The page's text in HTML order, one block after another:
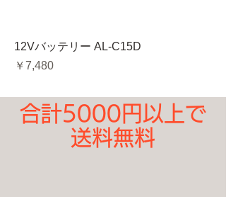
12Vバッテリー AL-C15D
価格
￥7,480
合計5000円以上で
送料無料